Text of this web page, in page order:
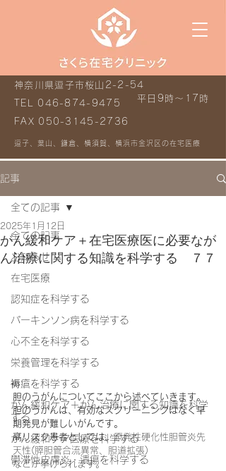
平日9時～17時
神奈川県逗子市桜山2-2-54
TEL 046-874-9475
FAX 050-3145-2736
逗子、葉山、鎌倉、横須賀、横浜市金沢区の在宅医療
記事
全ての記事
お知らせ
在宅医療
認知症を科学する
パーキンソン病を科学する
心不全を科学する
栄養管理を科学する
褥瘡を科学する
がん緩和ケア＋がん治療に関する知識を科学
する
がん緩和ケア医療を科学する
鬱滞性皮膚炎・潰瘍を科学する
全ての記事
がん緩和ケア＋在宅医療医に必要なが
ん治療に関する知識を科学する ７７
2025年1月12日
胆のうがんについてここから述べていきます。
胆のうがんは、有効なスクリーニングはなく早
期発見が難しいがんです。
高リスク患者としては、原発性硬化性胆管炎先
天性(膵胆管合流異常、胆道拡張)
などが挙げられます。